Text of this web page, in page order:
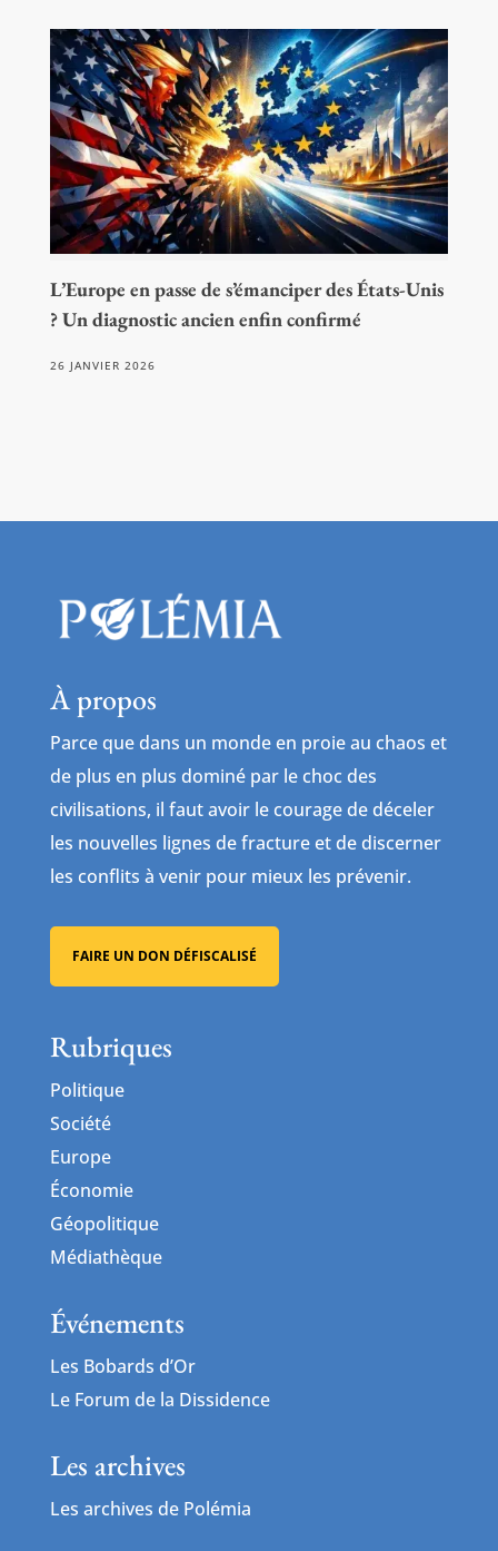
L’Europe en passe de s’émanciper des États-Unis
? Un diagnostic ancien enfin confirmé
26 JANVIER 2026
À propos
Parce que dans un monde en proie au chaos et
de plus en plus dominé par le choc des
civilisations, il faut avoir le courage de déceler
les nouvelles lignes de fracture et de discerner
les conflits à venir pour mieux les prévenir.
FAIRE UN DON DÉFISCALISÉ
Rubriques
Politique
Société
Europe
Économie
Géopolitique
Médiathèque
Événements
Les Bobards d’Or
Le Forum de la Dissidence
Les archives
Les archives de Polémia